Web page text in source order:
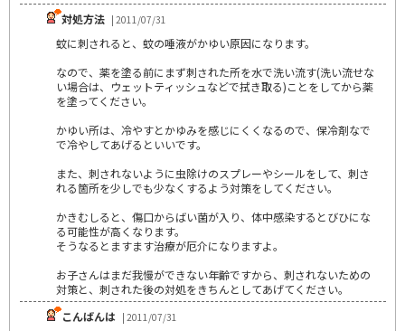
対処方法 | 2011/07/31
蚊に刺されると、蚊の唾液がかゆい原因になります。
なので、薬を塗る前にまず刺された所を水で洗い流す(洗い流せな
い場合は、ウェットティッシュなどで拭き取る)ことをしてから薬
を塗ってください。
かゆい所は、冷やすとかゆみを感じにくくなるので、保冷剤なで
で冷やしてあげるといいです。
また、刺されないように虫除けのスプレーやシールをして、刺さ
れる箇所を少しでも少なくするよう対策をしてください。
かきむしると、傷口からばい菌が入り、体中感染するとびひにな
る可能性が高くなります。
そうなるとますます治療が厄介になりますよ。
お子さんはまだ我慢ができない年齢ですから、刺されないための
対策と、刺された後の対処をきちんとしてあげてください。
こんばんは | 2011/07/31